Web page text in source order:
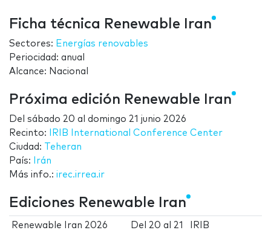
Ficha técnica Renewable Iran
Sectores: Energías renovables
Periocidad: anual
Alcance: Nacional
Próxima edición Renewable Iran
Del sábado 20 al domingo 21 junio 2026
Recinto:
IRIB International Conference Center
Ciudad:
Teheran
País:
Irán
Más info.: irec.irrea.ir
Ediciones Renewable Iran
Renewable Iran 2026 Del 20 al 21
IRIB